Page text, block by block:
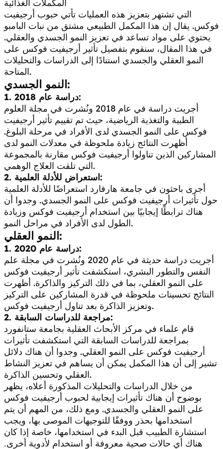
المكملات الغذائية
التي تشتهر بتعزيز هذه العمليات تأتي حبوب أرجيفيت
فوكس. يقال إن هذا المكمل الطبيعي مشتق من نبات البامبو
يحتوي على مواد تساعد في تعزيز النمو الجسدي والعقلي.
في هذا المقال، سنقوم بتفصيل تأثير أرجيفيت فوكس على
النمو العقلي والجسدي استنادًا إلى الدراسات والتحليلات
المتاحة.
النمو الجسدي:
1. دراسة عام 2018:
أجريت دراسة في عام 2018 ونُشرت في مجلة العلوم
الطبية والتغذية الرياضية، حيث تم تقييم تأثير أرجيفيت
فوكس على النمو الجسدي لدى الأفراد في مرحلة البلوغ.
أظهرت النتائج زيادة ملحوظة في معدلات النمو لدى
المشاركين الذين تناولوا أرجيفيت فوكس مقارنة بالمجموعة
التي تلقت العلاج الوهمي.
2. استعراض للأدلة العلمية:
أجرى باحثون في جامعة هارفارد استعراضًا للأدلة العلمية
حول تأثيرات أرجيفيت فوكس على النمو الجسدي. وجدوا أن
هناك ترابطًا إيجابيًا بين استخدام أرجيفيت فوكس وزيادة
الطول لدى الأفراد في مراحل النمو.
النمو العقلي:
1. دراسة عام 2020:
أجريت دراسة حديثة في عام 2020 ونُشرت في مجلة علم
النفس والتطور البشري، استكشفت تأثير أرجيفيت فوكس
على النمو العقلي، بما في ذلك التركيز والذاكرة. أظهرت
النتائج تحسينات ملحوظة في قدرة المشاركين على التركيز
وتعزيز الذاكرة بعد تناول أرجيفيت فوكس.
2. مراجعة للدراسات السابقة:
قام علماء في مركز الأبحاث العقلية بجامعة ستانفورد
بمراجعة للدراسات السابقة التي استكشفت تأثيرات
أرجيفيت فوكس على النمو العقلي. وجدوا أن هناك دلائل
تشير إلى أن هذا المكمل يمكن أن يساهم في تعزيز النشاط
العقلي وتحسين الذاكرة.
من خلال الدراسات والتحليلات المذكورة أعلاه، يظهر
بوضوح أن هناك تأثيرات إيجابية لحبوب أرجيفيت فوكس
على النمو العقلي والجسدي. ومع ذلك، من المهم أن يتم
استخدامها بحذر ووفقًا للتوجيهات الموصى بها، ويجب
استشارة الطبيب قبل البدء في استخدامها، خاصة إذا كان
هناك أي حالات صحية معروفة أو استخدام لأدوية أخرى.